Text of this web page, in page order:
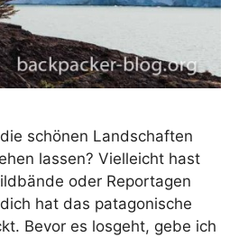
schönen Landschaften
lassen? Vielleicht hast
oder Reportagen
hat das patagonische
Bevor es losgeht, gebe ich